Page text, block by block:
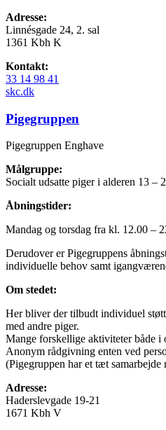
Adresse:
Linnésgade 24, 2. sal
1361 Kbh K
Kontakt:
33 14 98 41
skc.dk
Pigegruppen
Pigegruppen Enghave
Målgruppe:
Socialt udsatte piger i alderen 13 –
Åbningstider:
Mandag og torsdag fra kl. 12.00 –
Derudover er Pigegruppens
individuelle behov samt
Om stedet:
Her bliver der tilbudt individuel
med andre piger.
Mange forskellige aktiviteter både i
Anonym rådgivning enten ved
(Pigegruppen har et tæt
Adresse:
Haderslevgade 19-21
1671 Kbh V